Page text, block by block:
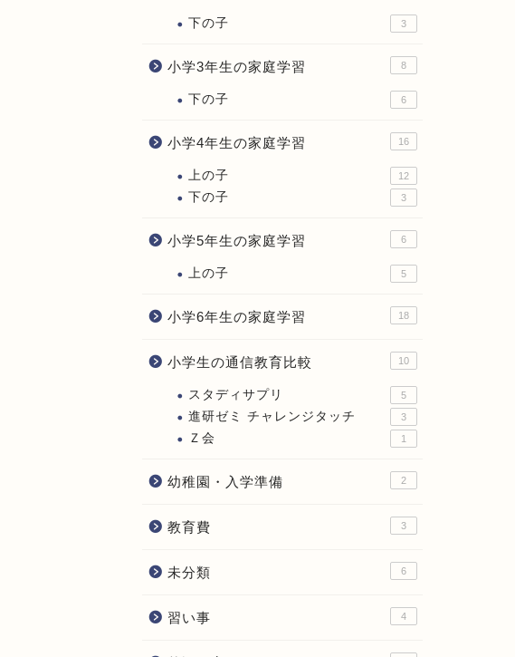
下の子 3
小学3年生の家庭学習 8
下の子 6
小学4年生の家庭学習 16
上の子 12
下の子 3
小学5年生の家庭学習 6
上の子 5
小学6年生の家庭学習 18
小学生の通信教育比較 10
スタディサプリ 5
進研ゼミ チャレンジタッチ 3
Ｚ会 1
幼稚園・入学準備 2
教育費 3
未分類 6
習い事 4